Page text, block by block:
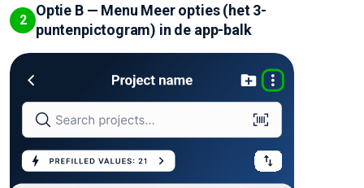
2
Optie B — Menu Meer opties (het 3-
puntenpictogram) in de app-balk